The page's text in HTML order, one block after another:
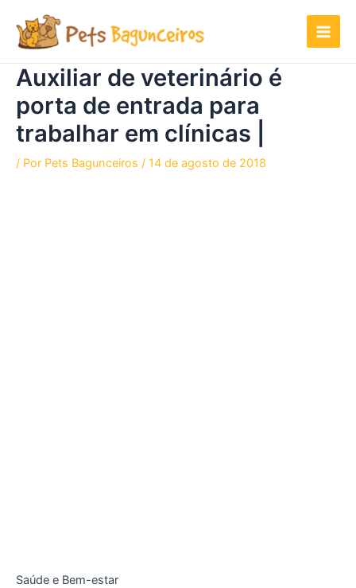
para
conteúdo
Auxiliar de veterinário é
porta de entrada para
trabalhar em clínicas |
/ Por Pets Bagunceiros / 14 de agosto de 2018
Saúde e Bem-estar